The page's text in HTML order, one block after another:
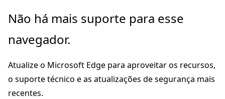
Pular
o
principal
Não há mais suporte para esse
navegador.
Atualize o Microsoft Edge para aproveitar os recursos,
o suporte técnico e as atualizações de segurança mais
recentes.